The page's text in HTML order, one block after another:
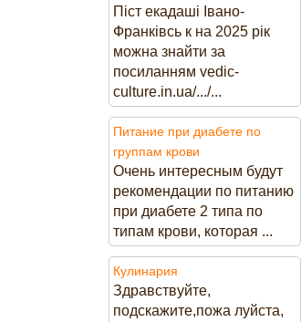
Піст екадаші Івано-
Франківсь к на 2025 рік
можна знайти за
посиланням vedic-
culture.in.ua/.../...
Питание при диабете по
группам крови
Очень интересным будут
рекомендации по питанию
при диабете 2 типа по
типам крови, которая ...
Кулинария
Здравствуйте,
подскажите,пожа луйста,